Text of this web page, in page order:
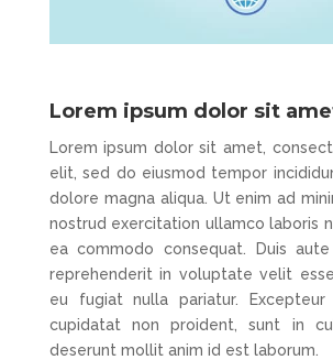
Lorem ipsum dolor sit
Lorem ipsum dolor sit amet,
elit, sed do eiusmod tempor
dolore magna aliqua. Ut enim ad
nostrud exercitation ullamco laboris
ea commodo consequat. Duis
reprehenderit in voluptate velit
eu fugiat nulla pariatur.
cupidatat non proident, sunt in
deserunt mollit anim id est laborum.